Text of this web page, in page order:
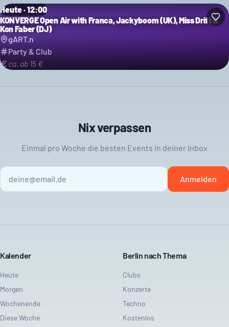
Heute · 12:00
KONVERGE Open Air with Franca, Jackyboom (UK), Miss Drift &
Kon Faber (DJ)
gART.n
Party & Club
ca. ab 15 €
Nix verpassen
Einmal pro Woche die besten Events in deiner Inbox
Anmelden
Kalender
Heute
Morgen
Wochenende
Diese Woche
Berlin nach Thema
Clubs
Konzerte
Techno
Kostenlos